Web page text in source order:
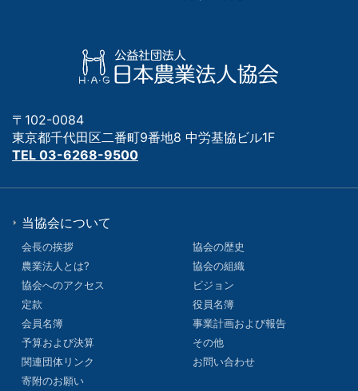
〒102-0084
東京都千代田区二番町9番地8 中労基協ビル1F
TEL 03-6268-9500
当協会について
会長の挨拶
協会の歴史
農業法人とは?
協会の組織
協会へのアクセス
ビジョン
定款
役員名簿
会員名簿
事業計画および報告
予算および決算
その他
関連団体リンク
お問い合わせ
寄附のお願い